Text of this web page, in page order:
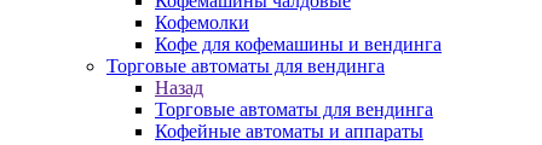
Кофемолки
Кофе для кофемашины и вендинга
Торговые автоматы для вендинга
Назад
Торговые автоматы для вендинга
Кофейные автоматы и аппараты